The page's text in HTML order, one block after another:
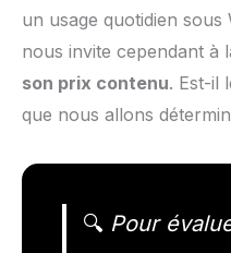
un usage quotidien
nous invite cependant à
son prix contenu. Est-il
que nous allons
🔍 Pour